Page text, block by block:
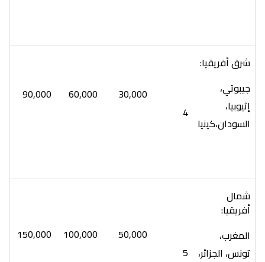
شرق أفريقيا:
جيبوتي،
إثيوبيا،
السودان،كينيا
4
30,000
60,000
90,000
شمال
أفريقيا:
المغرب،
تونس، الجزائر، 5
50,000
100,000
150,000